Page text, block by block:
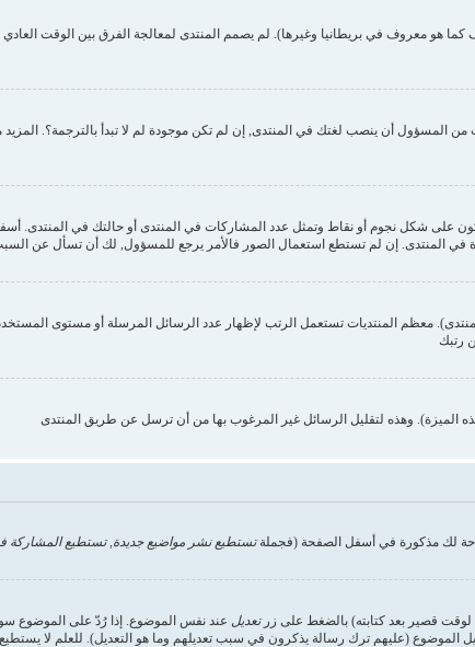
هو معروف في بريطانيا وغيرها). لم يصمم المنتدى لمعالجة الفرق بين الوقت
في المنتدى. إن لم تستطع استعمال الصور فالأمر يرجع للمسؤول, لك أن تسأل عن
معظم المنتديات تستعمل الرتب لإظهار عدد الرسائل المرسلة أو مستوى
رتبك
وهذه لتقليل الرسائل غير المرغوب بها من أن ترسل عن طريق المنتدى
لك مذكورة في أسفل الصفحة (فجملةتستطيع نشر مواضيع جديدة, تستطيع المشاركة
لوقت قصير بعد كتابته) بالضغط على زرتعديل عند نفس الموضوع. إذا رُدّ على الموضوع
(عليهم ترك رسالة يذكرون في سبب تعديلهم وما هو التعديل). للعلم لا يستطيع